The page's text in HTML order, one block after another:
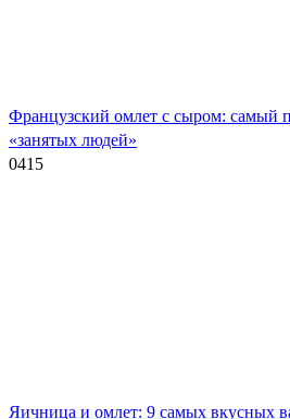
Французский омлет с сыром: самый
«занятых людей»
0415
Яичница и омлет: 9 самых вкусных